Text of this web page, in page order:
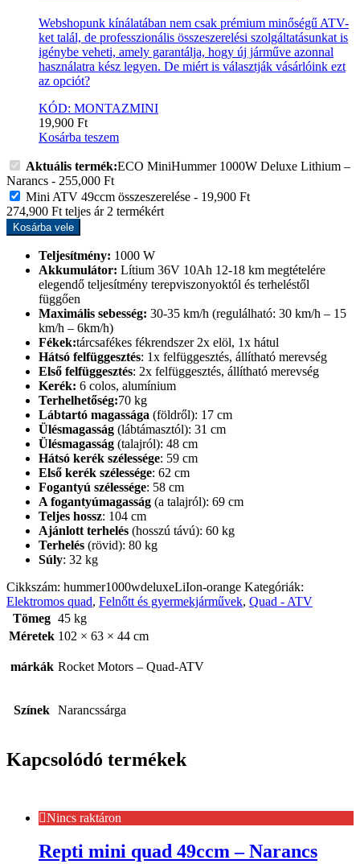
Webshopunk kínálatában nem csak prémium minőségű ATV-
ket talál, de professzionális összeszerelési szolgáltatásunkat is
igénybe veheti, amely garantálja, hogy új járműve azonnal
használatra kész legyen. De miért is választják vásárlóink ezt
az opciót?
KÓD: MONTAZMINI
19,900 Ft
Kosárba teszem
Aktuális termék:ECO MiniHummer 1000W Deluxe Lithium –
Narancs - 255,000 Ft
Mini ATV 49ccm összeszerelése - 19,900 Ft
274,900 Ft teljes ár 2 termékért
Kosárba vele
Teljesítmény: 1000 W
Akkumulátor: Lítium 36V 10Ah 12-18 km megtételére
elegendő teljesítmény terepviszonyoktól és terheléstől
függően
Maximális sebesség: 30-35 km/h (regulálható: 30 km/h – 15
km/h – 6km/h)
Fékek:tárcsafékes fékrendszer 2x elöl, 1x hátul
Hátsó felfüggesztés: 1x felfüggesztés, állítható merevség
Első felfüggesztés: 2x felfüggesztés, állítható merevség
Kerék: 6 colos, alumínium
Terhelhetőség:70 kg
Lábtartó magassága (földről): 17 cm
Ülésmagasság (lábtámasztól): 31 cm
Ülésmagasság (talajról): 48 cm
Hátsó kerék szélessége: 59 cm
Első kerék szélessége: 62 cm
Fogantyú szélessége: 58 cm
A fogantyúmagasság (a talajról): 69 cm
Teljes hossz: 104 cm
Ajánlott terhelés (hosszú távú): 60 kg
Terhelés (rövid): 80 kg
Súly: 32 kg
Cikkszám: hummer1000wdeluxeLiIon-orange Kategóriák:
Elektromos quad, Felnőtt és gyermekjárművek, Quad - ATV
Tömeg 45 kg
Méretek 102 × 63 × 44 cm
márkák Rocket Motors – Quad-ATV
Színek Narancssárga
Kapcsolódó termékek
Nincs raktáron
Repti mini quad 49ccm – Narancs